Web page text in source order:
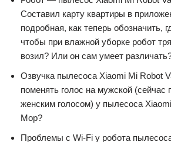
Составил карту квартиры в
подробная, как теперь обозначить,
чтобы при влажной уборке робот
возил? Или он сам умеет
Озвучка пылесоса Xiaomi Mi Robot
поменять голос на мужской (сейчас
женским голосом) у пылесоса
Mop?
Проблемы с Wi-Fi у робота